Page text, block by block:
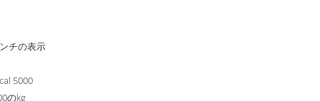
チの表示
5000
のkg